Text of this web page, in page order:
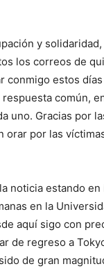
y solidaridad,
los correos de
conmigo estos
común,
uno. Gracias por
orar por las
noticia estando en
en la
aquí sigo con
de regreso a
de gran